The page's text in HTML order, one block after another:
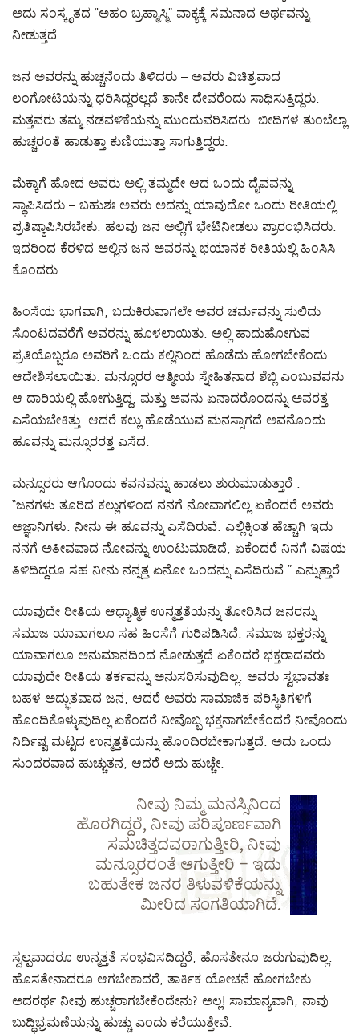
ಅದು ಸಂಸ್ಕೃತದ “ಅಹಂ ಬ್ರಹ್ಮಾಸ್ಮಿ” ವಾಕ್ಯಕ್ಕೆ ಸಮನಾದ ಅರ್ಥವನ್ನು
ನೀಡುತ್ತದೆ.
ಜನ ಅವರನ್ನು ಹುಚ್ಚನೆಂದು ತಿಳಿದರು – ಅವರು ವಿಚಿತ್ರವಾದ
ಲಂಗೋಟಿಯನ್ನು ಧರಿಸಿದ್ದರಲ್ಲದೆ ತಾನೇ ದೇವರೆಂದು ಸಾಧಿಸುತ್ತಿದ್ದರು.
ಮತ್ತವರು ತಮ್ಮ ನಡವಳಿಕೆಯನ್ನು ಮುಂದುವರಿಸಿದರು. ಬೀದಿಗಳ ತುಂಬೆಲ್ಲಾ
ಹುಚ್ಚರಂತೆ ಹಾಡುತ್ತಾ ಕುಣಿಯುತ್ತಾ ಸಾಗುತ್ತಿದ್ದರು.
ಮೆಕ್ಕಾಗೆ ಹೋದ ಅವರು ಅಲ್ಲಿ ತಮ್ಮದೇ ಆದ ಒಂದು ದೈವವನ್ನು
ಸ್ಥಾಪಿಸಿದರು – ಬಹುಶಃ ಅವರು ಅದನ್ನು ಯಾವುದೋ ಒಂದು ರೀತಿಯಲ್ಲಿ
ಪ್ರತಿಷ್ಠಾಪಿಸಿರಬೇಕು. ಹಲವು ಜನ ಅಲ್ಲಿಗೆ ಭೇಟಿನೀಡಲು ಪ್ರಾರಂಭಿಸಿದರು.
ಇದರಿಂದ ಕೆರಳಿದ ಅಲ್ಲಿನ ಜನ ಅವರನ್ನು ಭಯಾನಕ ರೀತಿಯಲ್ಲಿ ಹಿಂಸಿಸಿ
ಕೊಂದರು.
ಹಿಂಸೆಯ ಭಾಗವಾಗಿ, ಬದುಕಿರುವಾಗಲೇ ಅವರ ಚರ್ಮವನ್ನು ಸುಲಿದು
ಸೊಂಟದವರೆಗೆ ಅವರನ್ನು ಹೂಳಲಾಯಿತು. ಅಲ್ಲಿ ಹಾದುಹೋಗುವ
ಪ್ರತಿಯೊಬ್ಬರೂ ಅವರಿಗೆ ಒಂದು ಕಲ್ಲಿನಿಂದ ಹೊಡೆದು ಹೋಗಬೇಕೆಂದು
ಆದೇಶಿಸಲಾಯಿತು. ಮನ್ಸೂರರ ಆತ್ಮೀಯ ಸ್ನೇಹಿತನಾದ ಶೆಬ್ಲಿ ಎಂಬುವವನು
ಆ ದಾರಿಯಲ್ಲಿ ಹೋಗುತ್ತಿದ್ದ, ಮತ್ತು ಅವನು ಏನಾದರೊಂದನ್ನು ಅವರತ್ತ
ಎಸೆಯಬೇಕಿತ್ತು. ಆದರೆ ಕಲ್ಲು ಹೊಡೆಯುವ ಮನಸ್ಸಾಗದೆ ಅವನೊಂದು
ಹೂವನ್ನು ಮನ್ಸೂರರತ್ತ ಎಸೆದ.
ಮನ್ಸೂರರು ಆಗೊಂದು ಕವನವನ್ನು ಹಾಡಲು ಶುರುಮಾಡುತ್ತಾರೆ :
“ಜನಗಳು ತೂರಿದ ಕಲ್ಲುಗಳಿಂದ ನನಗೆ ನೋವಾಗಲಿಲ್ಲ ಏಕೆಂದರೆ ಅವರು
ಅಜ್ಞಾನಿಗಳು. ನೀನು ಈ ಹೂವನ್ನು ಎಸೆದಿರುವೆ. ಎಲ್ಲಿಕ್ಕಿಂತ ಹೆಚ್ಚಾಗಿ ಇದು
ನನಗೆ ಅತೀವವಾದ ನೋವನ್ನು ಉಂಟುಮಾಡಿದೆ, ಏಕೆಂದರೆ ನಿನಗೆ ವಿಷಯ
ತಿಳಿದಿದ್ದರೂ ಸಹ ನೀನು ನನ್ನತ್ತ ಏನೋ ಒಂದನ್ನು ಎಸೆದಿರುವೆ.” ಎನ್ನುತ್ತಾರೆ.
ಯಾವುದೇ ರೀತಿಯ ಆಧ್ಯಾತ್ಮಿಕ ಉನ್ಮತ್ತತೆಯನ್ನು ತೋರಿಸಿದ ಜನರನ್ನು
ಸಮಾಜ ಯಾವಾಗಲೂ ಸಹ ಹಿಂಸೆಗೆ ಗುರಿಪಡಿಸಿದೆ. ಸಮಾಜ ಭಕ್ತರನ್ನು
ಯಾವಾಗಲೂ ಅನುಮಾನದಿಂದ ನೋಡುತ್ತದೆ ಏಕೆಂದರೆ ಭಕ್ತರಾದವರು
ಯಾವುದೇ ರೀತಿಯ ತರ್ಕವನ್ನು ಅನುಸರಿಸುವುದಿಲ್ಲ. ಅವರು ಸ್ವಭಾವತಃ
ಬಹಳ ಅದ್ಭುತವಾದ ಜನ, ಆದರೆ ಅವರು ಸಾಮಾಜಿಕ ಪರಿಸ್ಥಿತಿಗಳಿಗೆ
ಹೊಂದಿಕೊಳ್ಳುವುದಿಲ್ಲ ಏಕೆಂದರೆ ನೀವೊಬ್ಬ ಭಕ್ತನಾಗಬೇಕೆಂದರೆ ನೀವೊಂದು
ನಿರ್ದಿಷ್ಟ ಮಟ್ಟದ ಉನ್ಮತ್ತತೆಯನ್ನು ಹೊಂದಿರಬೇಕಾಗುತ್ತದೆ. ಅದು ಒಂದು
ಸುಂದರವಾದ ಹುಚ್ಚುತನ, ಆದರೆ ಅದು ಹುಚ್ಚೇ.
ನೀವು ನಿಮ್ಮ ಮನಸ್ಸಿನಿಂದ
ಹೊರಗಿದ್ದರೆ, ನೀವು ಪರಿಪೂರ್ಣವಾಗಿ
ಸಮಚಿತ್ತದವರಾಗುತ್ತೀರಿ, ನೀವು
ಮನ್ಸೂರರಂತೆ ಆಗುತ್ತೀರಿ – ಇದು
ಬಹುತೇಕ ಜನರ ತಿಳುವಳಿಕೆಯನ್ನು
ಮೀರಿದ ಸಂಗತಿಯಾಗಿದೆ.
ಸ್ವಲ್ಪವಾದರೂ ಉನ್ಮತ್ತತೆ ಸಂಭವಿಸದಿದ್ದರೆ, ಹೊಸತೇನೂ ಜರುಗುವುದಿಲ್ಲ.
ಹೊಸತೇನಾದರೂ ಆಗಬೇಕಾದರೆ, ತಾರ್ಕಿಕ ಯೋಚನೆ ಹೋಗಬೇಕು.
ಅದರರ್ಥ ನೀವು ಹುಚ್ಚರಾಗಬೇಕೆಂದೇನು? ಅಲ್ಲ! ಸಾಮಾನ್ಯವಾಗಿ, ನಾವು
ಬುದ್ಧಿಭ್ರಮಣೆಯನ್ನು ಹುಚ್ಚು ಎಂದು ಕರೆಯುತ್ತೇವೆ.